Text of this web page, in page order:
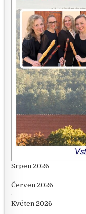
Srpen 2026
Červen 2026
Květen 2026